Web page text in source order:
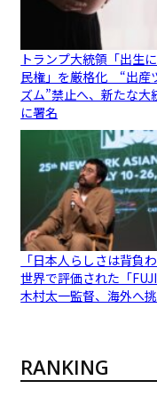
トランプ大統領「出生
民権」を厳格化 “出産
ズム”禁止へ、新たな大
に署名
「日本人らしさは背負わ
世界で評価された「
木村太一監督、海外へ
RANKING